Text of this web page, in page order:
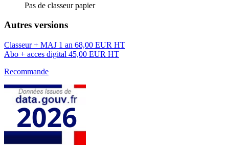
Pas de classeur papier
Autres versions
Classeur + MAJ 1 an 68,00 EUR HT
Abo + acces digital 45,00 EUR HT
Recommande